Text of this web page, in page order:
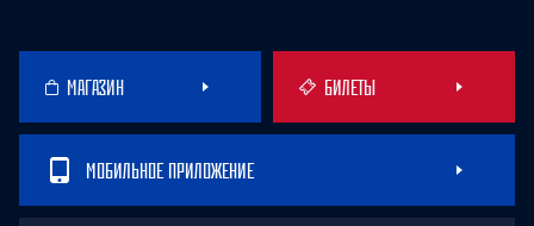
МАГАЗИН БИЛЕТЫ
МОБИЛЬНОЕ ПРИЛОЖЕНИЕ